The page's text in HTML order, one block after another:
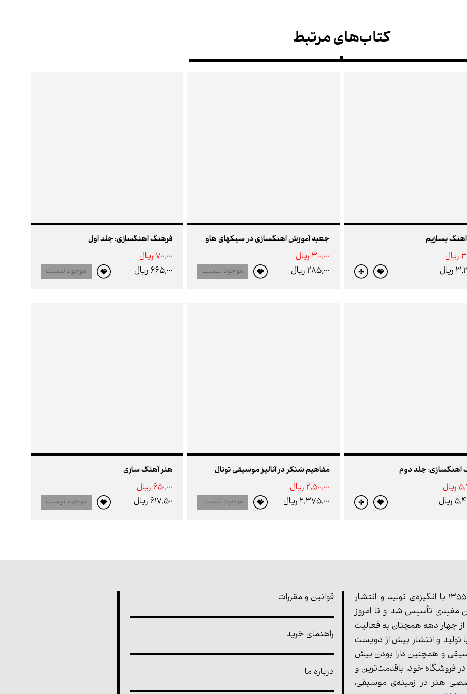
کتاب‌های مرتبط
آهنگ بسازیم جعبه آموزش آهنگسازی در سبکهای هاوس/ ترانس و edm
300,000 ريال
285,000 ريال
موجود نیست
فرهنگ آهنگسازی: جلد اول
700,000 ريال
665,000 ريال
موجود نیست
آهنگسازی: جلد دوم
ريال
مفاهیم شنکر در آنالیز موسیقی تونال
2,500,000 ريال
2,375,000 ريال
موجود نیست
هنر آهنگ سازی
650,000 ريال
617,500 ريال
موجود نیست
مجموعه‌ی پارت در سال 1355 با انگیزه‌ی تولید و انتشار
تأسیس شد و تا امروز
چهار دهه همچنان به فعالیت
تولید و انتشار بیش از دویست
و همچنین دارا بودن بیش
فروشگاه خود، باقدمت‌ترین و
هنر در زمینه‌ی موسیقی،
قوانین و مقررات
راهنمای خرید
درباره ما